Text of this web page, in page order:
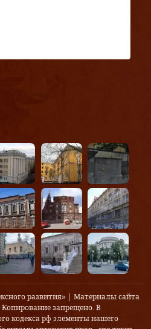
развития» | Материалы сайта
запрещено. В
кодекса рф элементы нашего